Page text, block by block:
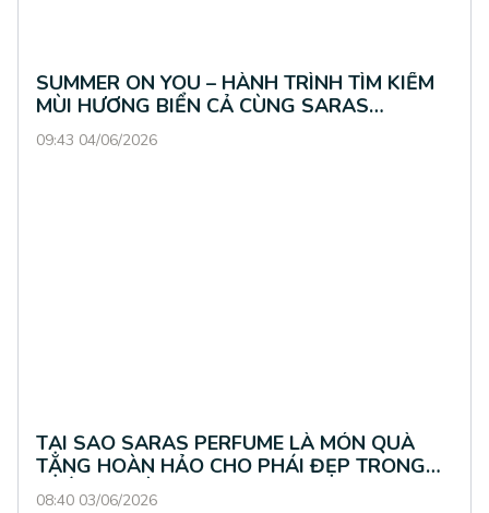
SUMMER ON YOU – HÀNH TRÌNH TÌM KIẾM
MÙI HƯƠNG BIỂN CẢ CÙNG SARAS
PERFUME
09:43 04/06/2026
TẠI SAO SARAS PERFUME LÀ MÓN QUÀ
TẶNG HOÀN HẢO CHO PHÁI ĐẸP TRONG
THÁNG 4 NÀY?
08:40 03/06/2026